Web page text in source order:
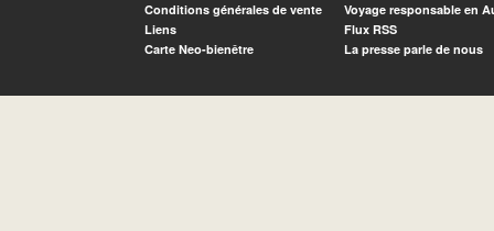
Conditions générales de vente
Liens
Carte Neo-bienêtre
Voyage responsable en
Flux RSS
La presse parle de nous